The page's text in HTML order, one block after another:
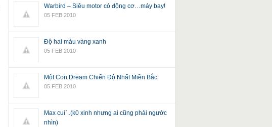
Warbird – Siêu motor có động cơ…máy bay!
05 FEB 2010
Độ hai màu vàng xanh
05 FEB 2010
Một Con Dream Chiến Độ Nhất Miền Bắc
05 FEB 2010
Max cui`..(k0 xinh nhưng ai cũng phải ngước
nhìn)